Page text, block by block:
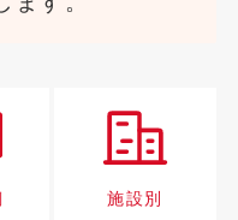
施設別